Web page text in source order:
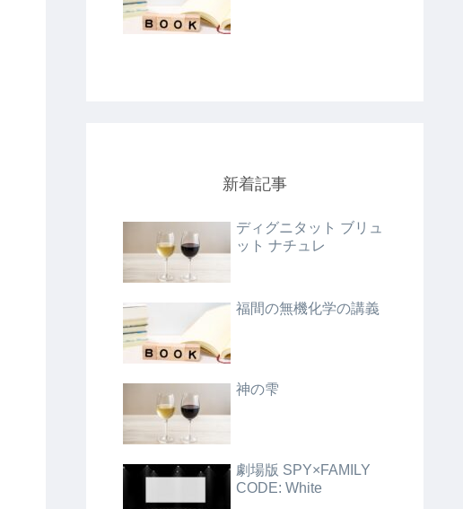
新着記事
ディグニタット ブリュ
ット ナチュレ
福間の無機化学の講義
神の雫
劇場版 SPY×FAMILY
CODE: White